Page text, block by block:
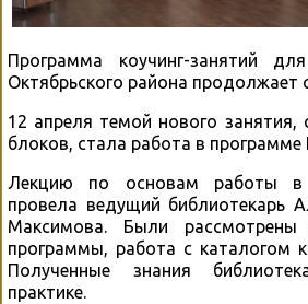
Программа коучинг-занятий
Октябрьского района продолжает
12 апреля темой нового занятия,
блоков, стала работа в
Лекцию по основам работы в
провела ведущий библиотекарь
Максимова. Были рассмотрены
программы, работа с каталогом
Полученные знания
практике.